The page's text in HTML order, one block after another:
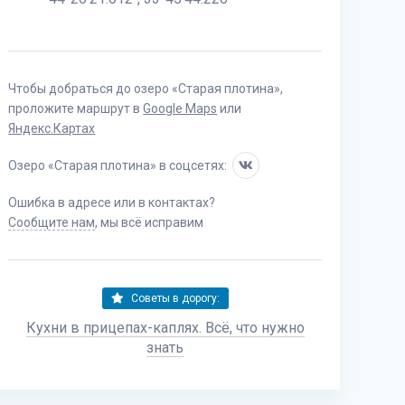
Чтобы добраться до озеро «Старая плотина»,
проложите маршрут вGoogle Maps или
Яндекс.Картах
Озеро «Старая плотина» в соцсетях:
Ошибка в адресе или в контактах?
Сообщите нам, мы всё исправим
Советы в дорогу:
Кухни в прицепах-каплях. Всё, что нужно
знать